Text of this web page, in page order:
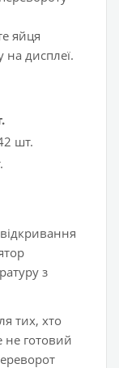
яйця
на дисплеї.
шт.
з
тих, хто
не готовий